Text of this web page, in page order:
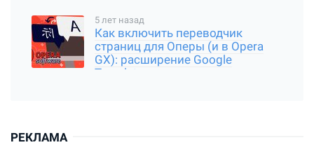
5 лет назад
Как включить переводчик
страниц для Оперы (и в Opera
GX): расширение Google
Translator
РЕКЛАМА